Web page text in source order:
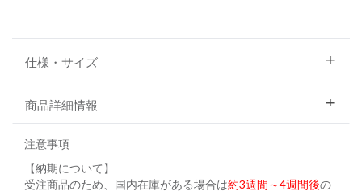
仕様・サイズ
商品詳細情報
注意事項
【納期について】
受注商品のため、国内在庫がある場合は約3週間～4週間後の